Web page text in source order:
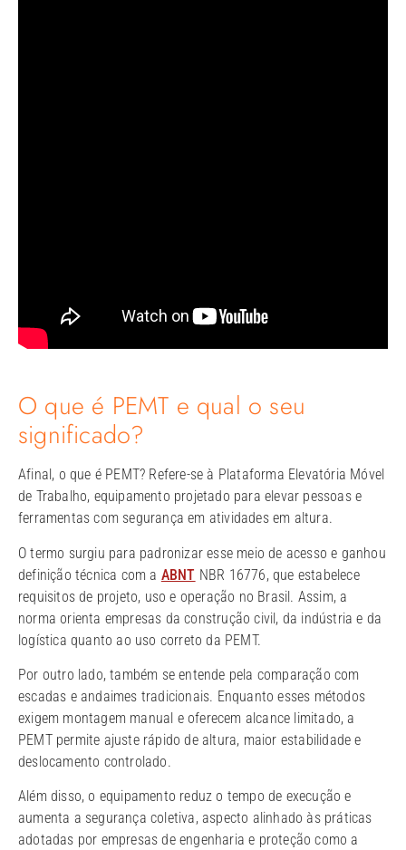
O que é PEMT e qual o seu
significado?
Afinal, o que é PEMT? Refere-se à Plataforma Elevatória Móvel
de Trabalho, equipamento projetado para elevar pessoas e
ferramentas com segurança em atividades em altura.
O termo surgiu para padronizar esse meio de acesso e ganhou
definição técnica com a ABNT NBR 16776, que estabelece
requisitos de projeto, uso e operação no Brasil. Assim, a
norma orienta empresas da construção civil, da indústria e da
logística quanto ao uso correto da PEMT.
Por outro lado, também se entende pela comparação com
escadas e andaimes tradicionais. Enquanto esses métodos
exigem montagem manual e oferecem alcance limitado, a
PEMT permite ajuste rápido de altura, maior estabilidade e
deslocamento controlado.
Além disso, o equipamento reduz o tempo de execução e
aumenta a segurança coletiva, aspecto alinhado às práticas
adotadas por empresas de engenharia e proteção como a